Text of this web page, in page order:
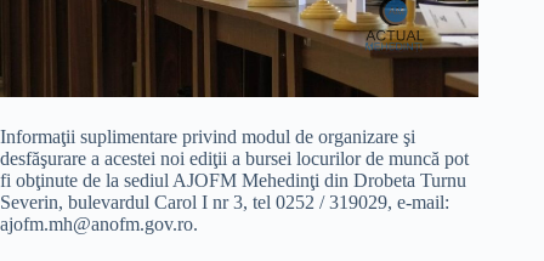
Informaţii suplimentare privind modul de organizare şi
desfăşurare a acestei noi ediţii a bursei locurilor de muncă pot
fi obţinute de la sediul AJOFM Mehedinţi din Drobeta Turnu
Severin, bulevardul Carol I nr 3, tel 0252 / 319029, e-mail:
ajofm.mh@anofm.gov.ro.